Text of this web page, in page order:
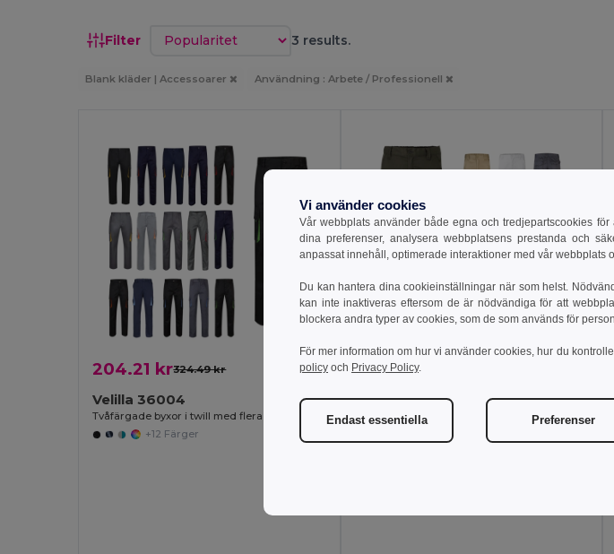
Filter Sortera efter 3 results.
Blank kläder | Accessoarer Användning : Arbete / Professionell
204.21 kr324.49 kr -37%
Velilla 36004
+12 Färger
337.66 kr
Velilla 36008
Stretchbyxor med flera fickor (290g/m²), i bomull (46%), EME (38%) och polyester (16%)
+4 Färger
Vi använder cookies
Vår webbplats använder både egna och tredjepartscookies
dina preferenser, analysera webbplatsens prestanda och
anpassat innehåll, optimerade interaktioner med vår webbplats
Du kan hantera dina cookieinställningar när som helst.
kan inte inaktiveras eftersom de är nödvändiga för att
blockera andra typer av cookies, som de som används för
För mer information om hur vi använder cookies, hur du
policy och Privacy Policy.
Endast essentiella Preferenser